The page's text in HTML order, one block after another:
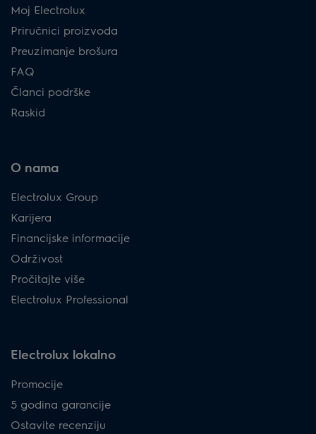
Moj Electrolux
Priručnici proizvoda
Preuzimanje brošura
FAQ
Članci podrške
Raskid
O nama
Electrolux Group
Karijera
Financijske informacije
Održivost
Pročitajte više
Electrolux Professional
Electrolux lokalno
Promocije
5 godina garancije
Ostavite recenziju